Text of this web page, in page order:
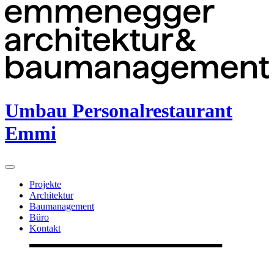
Umbau Personalrestaurant
Emmi
Projekte
Architektur
Baumanagement
Büro
Kontakt